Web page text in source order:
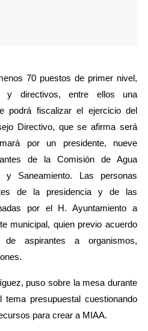
70 puestos de primer nivel,
y directivos, entre ellos una
podrá fiscalizar el ejercicio del
Directivo, que se afirma será
por un presidente, nueve
de la Comisión de Agua
y Saneamiento. Las personas
de la presidencia y de las
por el H. Ayuntamiento a
municipal, quien previo acuerdo
de aspirantes a organismos,
puso sobre la mesa durante
tema presupuestal cuestionando
para crear a MIAA.